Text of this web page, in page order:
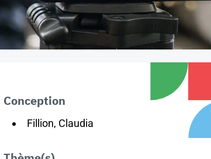
Conception
Fillion, Claudia